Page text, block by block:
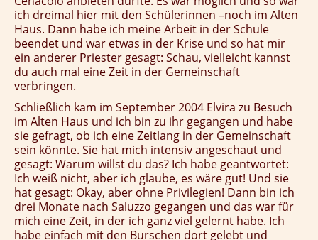
ich dreimal hier mit den Schülerinnen –noch im Alten
Haus. Dann habe ich meine Arbeit in der Schule
beendet und war etwas in der Krise und so hat mir
ein anderer Priester gesagt: Schau, vielleicht kannst
du auch mal eine Zeit in der Gemeinschaft
verbringen.
Schließlich kam im September 2004 Elvira zu Besuch
im Alten Haus und ich bin zu ihr gegangen und habe
sie gefragt, ob ich eine Zeitlang in der Gemeinschaft
sein könnte. Sie hat mich intensiv angeschaut und
gesagt: Warum willst du das? Ich habe geantwortet:
Ich weiß nicht, aber ich glaube, es wäre gut! Und sie
hat gesagt: Okay, aber ohne Privilegien! Dann bin ich
drei Monate nach Saluzzo gegangen und das war für
mich eine Zeit, in der ich ganz viel gelernt habe. Ich
habe einfach mit den Burschen dort gelebt und